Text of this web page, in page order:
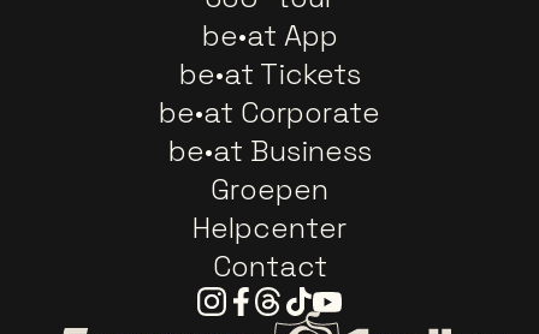
be•at App
be•at Tickets
be•at Corporate
be•at Business
Groepen
Helpcenter
Contact
Instagram
Facebook
Threads
TiktokYoutube